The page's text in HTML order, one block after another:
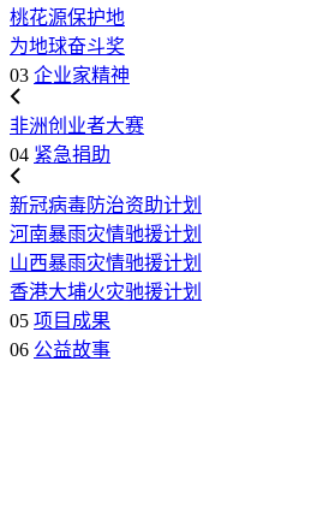
桃花源保护地
为地球奋斗奖
03 企业家精神
非洲创业者大赛
04 紧急捐助
新冠病毒防治资助计划
河南暴雨灾情驰援计划
山西暴雨灾情驰援计划
香港大埔火灾驰援计划
05 项目成果
06 公益故事